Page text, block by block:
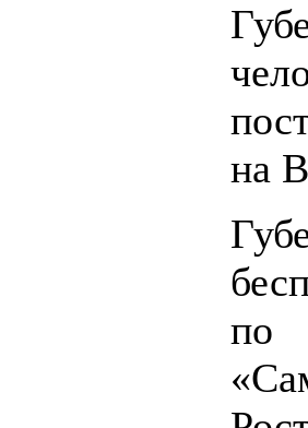
на
по